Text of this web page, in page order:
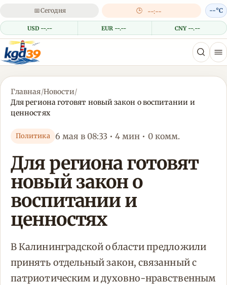
📅Сегодня 🕒 --:--
USD --.-- EUR --.-- CNY --.--
--°C
Главная/Новости/
Для региона готовят новый закон о воспитании и
ценностях
Политика 6 мая в 08:33 • 4 мин • 0 комм.
Для региона готовят
новый закон о
воспитании и
ценностях
В Калининградской области предложили
принять отдельный закон, связанный с
патриотическим и духовно-нравственным